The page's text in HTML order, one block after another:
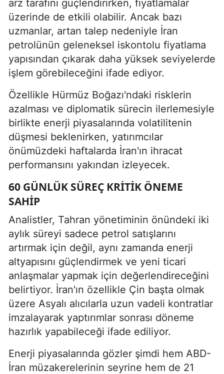
arz tarafını güçlendirirken, fiyatlamalar
üzerinde de etkili olabilir. Ancak bazı
uzmanlar, artan talep nedeniyle İran
petrolünün geleneksel iskontolu fiyatlama
yapısından çıkarak daha yüksek seviyelerde
işlem görebileceğini ifade ediyor.
Özellikle Hürmüz Boğazı'ndaki risklerin
azalması ve diplomatik sürecin ilerlemesiyle
birlikte enerji piyasalarında volatilitenin
düşmesi beklenirken, yatırımcılar
önümüzdeki haftalarda İran'ın ihracat
performansını yakından izleyecek.
60 GÜNLÜK SÜREÇ KRITIK ÖNEME
SAHIP
Analistler, Tahran yönetiminin önündeki iki
aylık süreyi sadece petrol satışlarını
artırmak için değil, aynı zamanda enerji
altyapısını güçlendirmek ve yeni ticari
anlaşmalar yapmak için değerlendireceğini
belirtiyor. İran'ın özellikle Çin başta olmak
üzere Asyalı alıcılarla uzun vadeli kontratlar
imzalayarak yaptırımlar sonrası döneme
hazırlık yapabileceği ifade ediliyor.
Enerji piyasalarında gözler şimdi hem ABD-
İran müzakerelerinin seyrine hem de 21